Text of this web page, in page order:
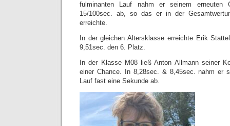
fulminanten Lauf nahm er seinem erneuten
15/100sec. ab, so das er in der
erreichte.
In der gleichen Altersklasse erreichte Erik
9,51sec. den 6. Platz.
In der Klasse M08 ließ Anton Allmann seiner
einer Chance. In 8,28sec. & 8,45sec. nahm er
Lauf fast eine Sekunde ab.